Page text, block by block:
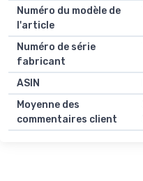
Numéro du modèle de
l'article
Numéro de série
fabricant
ASIN
Moyenne des
commentaires client